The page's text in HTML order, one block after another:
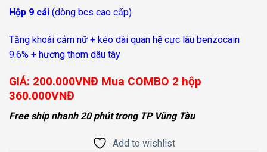
Hộp 9 cái (dòng bcs cao cấp)
Tăng khoái cảm nữ + kéo dài quan hệ cực lâu benzocain
9.6% + hương thơm dâu tây
GIÁ: 200.000VNĐ Mua COMBO 2 hộp
360.000VNĐ
Free ship nhanh 20 phút trong TP Vũng Tàu
Add to wishlist